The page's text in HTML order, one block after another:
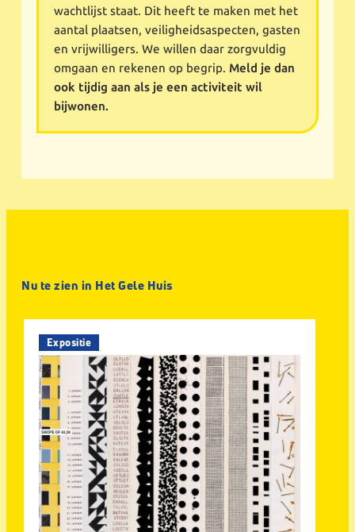
wachtlijst staat. Dit heeft te maken met het
aantal plaatsen, veiligheidsaspecten, gasten
en vrijwilligers. We willen daar zorgvuldig
omgaan en rekenen op begrip. Meld je dan
ook tijdig aan als je een activiteit wil
bijwonen.
Nu te zien in Het Gele Huis
Expositie